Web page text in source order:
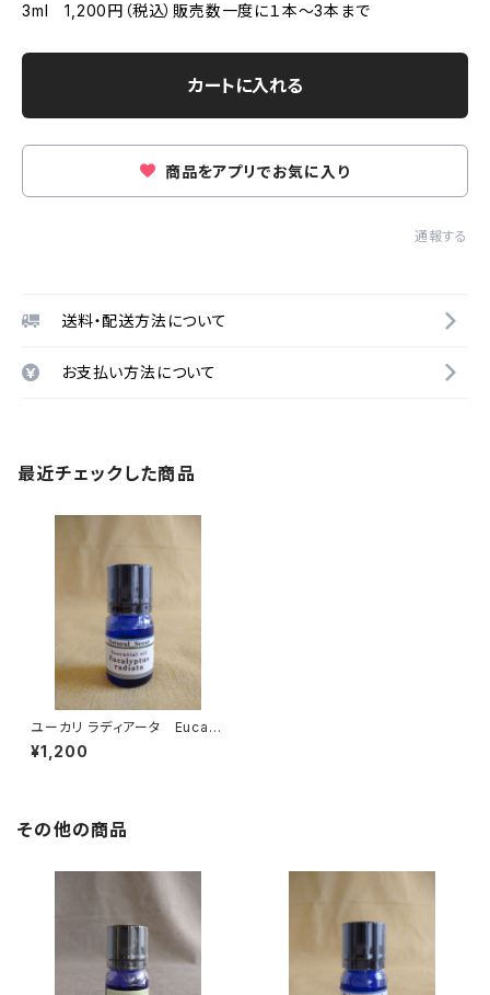
3ml 1,200円（税込）販売数一度に１本～3本まで
カートに入れる
商品をアプリでお気に入り
通報する
送料・配送方法について
お支払い方法について
最近チェックした商品
ユーカリ ラディアータ Eucaly
ptus radiata
¥1,200
その他の商品